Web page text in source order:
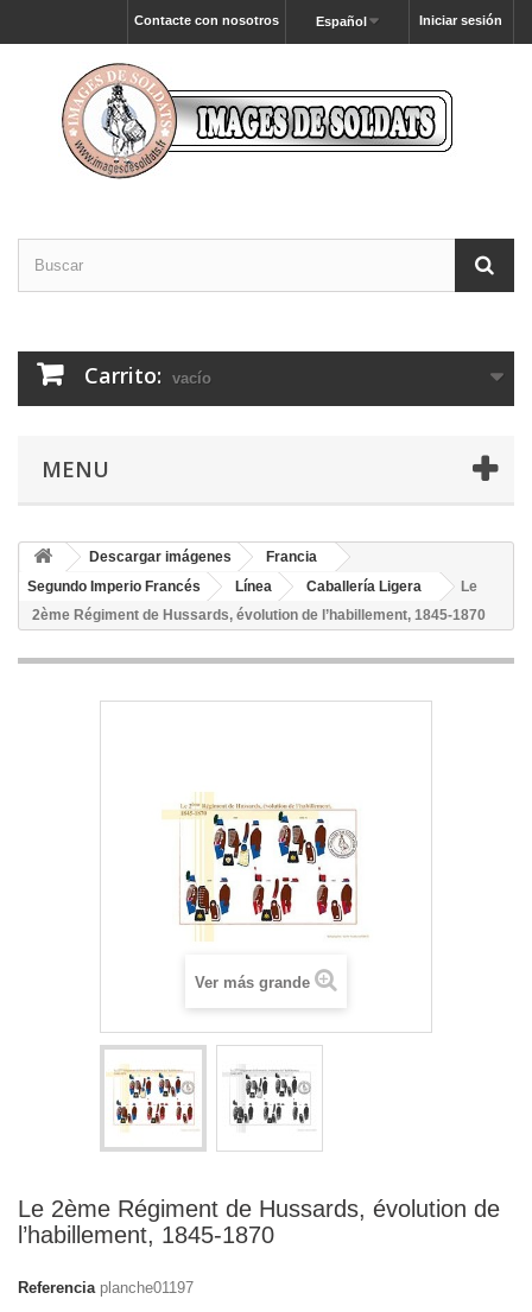
Iniciar sesión
Español
Contacte con nosotros
Carrito: vacío
MENU
Descargar imágenes
Francia
Segundo Imperio Francés
Línea Caballería Ligera
Le
2ème Régiment de Hussards, évolution de l’habillement, 1845-1870
Ver más grande
Le 2ème Régiment de Hussards, évolution de
l’habillement, 1845-1870
Referencia planche01197